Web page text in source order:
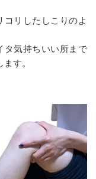
リしたしこりのよ
タ気持ちいい所まで
す。